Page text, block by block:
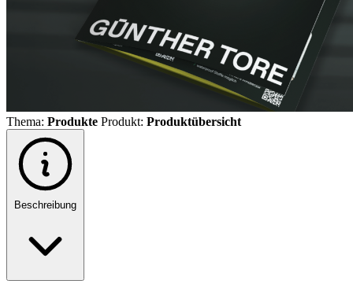
Thema: Produkte Produkt: Produktübersicht
Beschreibung